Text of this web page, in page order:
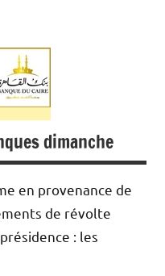
dimanche
en provenance de
de révolte
: les